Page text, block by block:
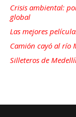
Crisis ambiental:
global
Las mejores
Camión cayó al río
Silleteros de